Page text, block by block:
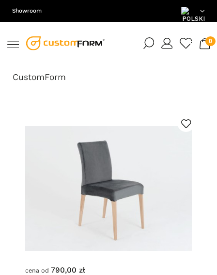
EN
PL
Showroom
CustomForm
cena od 790,00 zł